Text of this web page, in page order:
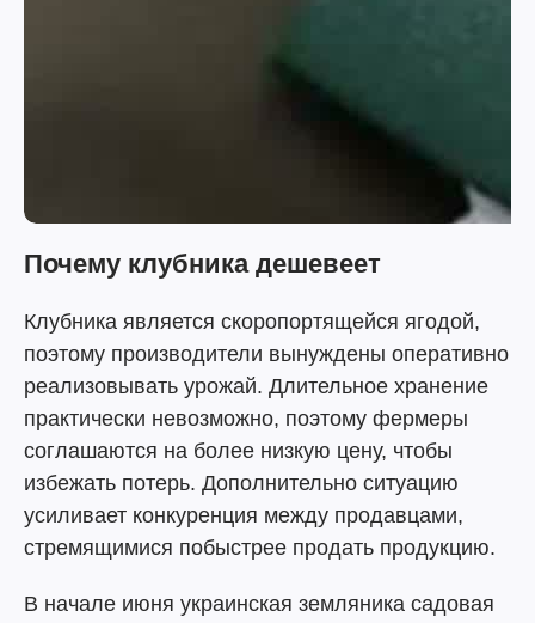
Почему клубника дешевеет
Клубника является скоропортящейся ягодой,
поэтому производители вынуждены оперативно
реализовывать урожай. Длительное хранение
практически невозможно, поэтому фермеры
соглашаются на более низкую цену, чтобы
избежать потерь. Дополнительно ситуацию
усиливает конкуренция между продавцами,
стремящимися побыстрее продать продукцию.
В начале июня украинская земляника садовая